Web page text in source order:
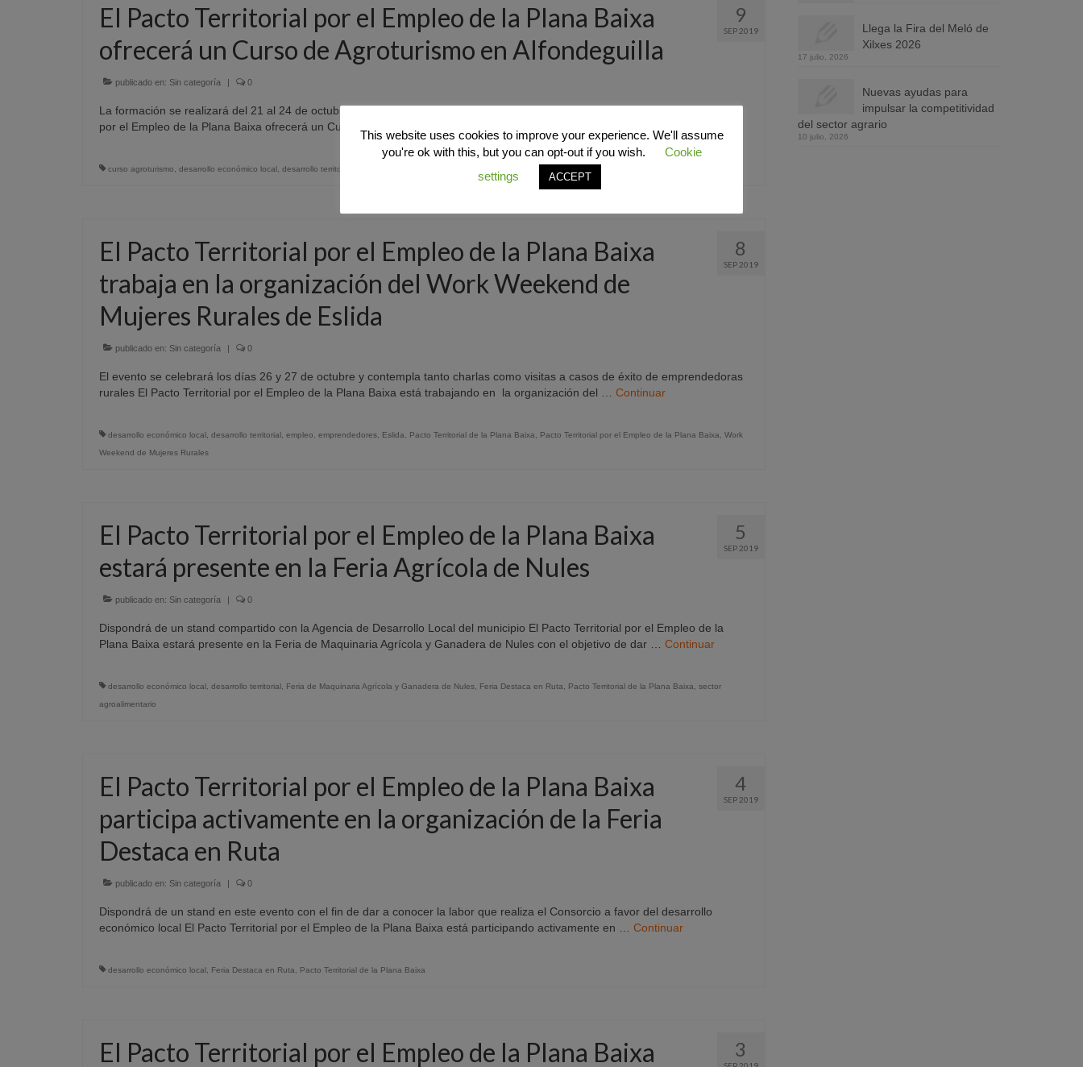
9
SEP 2019
El Pacto Territorial por el Empleo de la Plana Baixa
ofrecerá un Curso de Agroturismo en Alfondeguilla
publicado en: Sin categoría | 0
La formación se realizará del 21 al 24 de octubre y las inscripciones se abrirán en las próximas semanas El Pacto Territorial
por el Empleo de la Plana Baixa ofrecerá un Curso de Agroturismo en la localidad de Alfondeguilla …
curso agroturismo desarrollo económico local desarrollo territorial
8
SEP 2019
El Pacto Territorial por el Empleo de la Plana Baixa
trabaja en la organización del Work Weekend de
Mujeres Rurales de Eslida
publicado en: Sin categoría | 0
El evento se celebrará los días 26 y 27 de octubre y contempla tanto charlas como visitas a casos de éxito de emprendedoras
rurales El Pacto Territorial por el Empleo de la Plana Baixa está trabajando en la organización del … Continuar
desarrollo económico local desarrollo territorial empleo emprendedores Eslida Pacto Territorial de la Plana Baixa Pacto Territorial por el Empleo de la Plana Baixa
Work
Weekend de Mujeres Rurales
5
SEP 2019
El Pacto Territorial por el Empleo de la Plana Baixa
estará presente en la Feria Agrícola de Nules
publicado en: Sin categoría | 0
Dispondrá de un stand compartido con la Agencia de Desarrollo Local del municipio El Pacto Territorial por el Empleo de la
Plana Baixa estará presente en la Feria de Maquinaria Agrícola y Ganadera de Nules con el objetivo de dar … Continuar
desarrollo económico local desarrollo territorial Feria de Maquinaria Agrícola y Ganadera de Nules Feria Destaca en Ruta Pacto Territorial de la Plana Baixa
sector
agroalimentario
4
SEP 2019
El Pacto Territorial por el Empleo de la Plana Baixa
participa activamente en la organización de la Feria
Destaca en Ruta
publicado en: Sin categoría | 0
Dispondrá de un stand en este evento con el fin de dar a conocer la labor que realiza el Consorcio a favor del desarrollo
económico local El Pacto Territorial por el Empleo de la Plana Baixa está participando activamente en … Continuar
desarrollo económico local Feria Destaca en Ruta Pacto Territorial de la Plana Baixa
3
SEP 2019
El Pacto Territorial por el Empleo de la Plana Baixa
Llega la Fira del Meló de
Xilxes 2026
17 julio, 2026
Nuevas ayudas para
impulsar la competitividad
del sector agrario
10 julio, 2026
This website uses cookies to improve your experience. We'll assume
you're ok with this, but you can opt-out if you wish.
Cookie
settings
ACCEPT